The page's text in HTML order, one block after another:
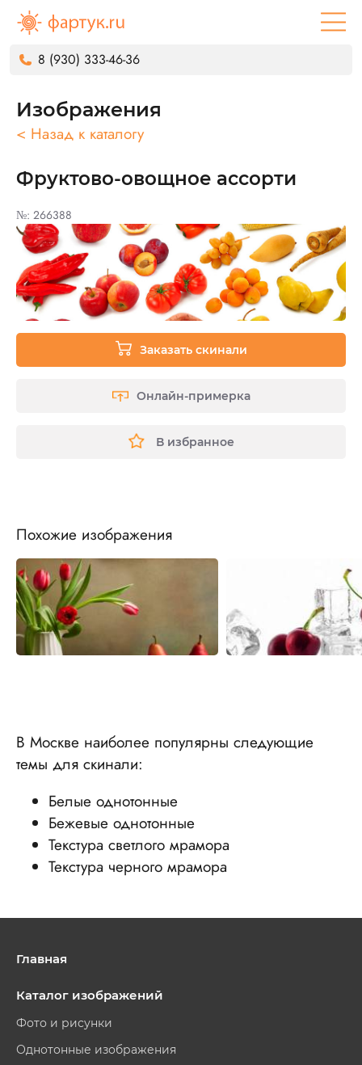
8 (930) 333-46-36
Изображения
< Назад к каталогу
Фруктово-овощное ассорти
№: 266388
Заказать скинали
Онлайн-примерка
В избранное
Похожие изображения
В Москве наиболее популярны следующие
темы для скинали:
Белые однотонные
Бежевые однотонные
Текстура светлого мрамора
Текстура черного мрамора
Главная
Каталог изображений
Фото и рисунки
Однотонные изображения